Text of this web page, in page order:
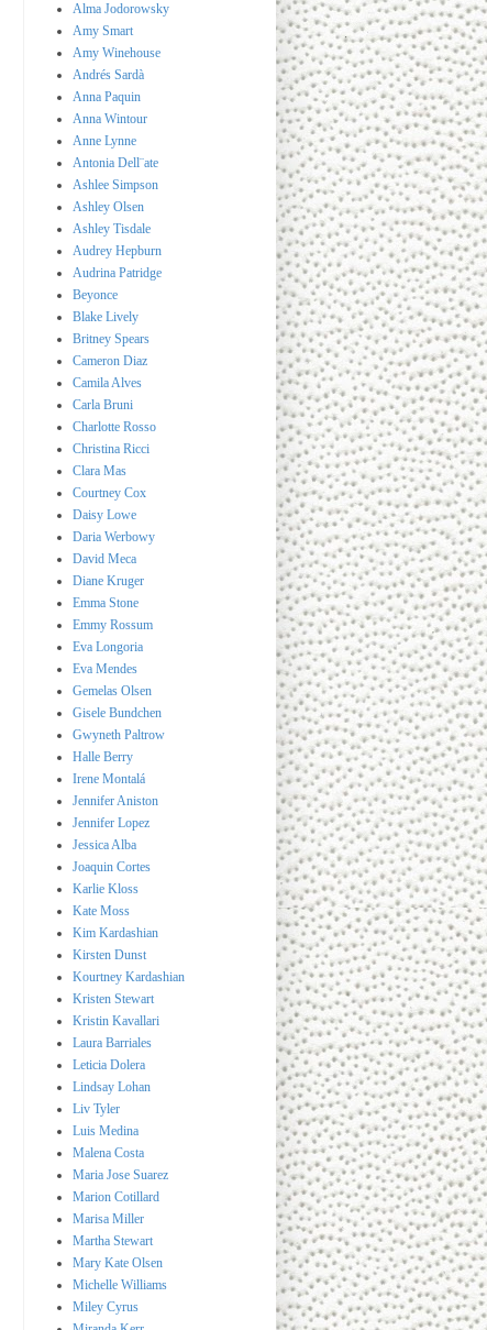
Alma Jodorowsky
Amy Smart
Amy Winehouse
Andrés Sardà
Anna Paquin
Anna Wintour
Anne Lynne
Antonia Dell¨ate
Ashlee Simpson
Ashley Olsen
Ashley Tisdale
Audrey Hepburn
Audrina Patridge
Beyonce
Blake Lively
Britney Spears
Cameron Diaz
Camila Alves
Carla Bruni
Charlotte Rosso
Christina Ricci
Clara Mas
Courtney Cox
Daisy Lowe
Daria Werbowy
David Meca
Diane Kruger
Emma Stone
Emmy Rossum
Eva Longoria
Eva Mendes
Gemelas Olsen
Gisele Bundchen
Gwyneth Paltrow
Halle Berry
Irene Montalá
Jennifer Aniston
Jennifer Lopez
Jessica Alba
Joaquin Cortes
Karlie Kloss
Kate Moss
Kim Kardashian
Kirsten Dunst
Kourtney Kardashian
Kristen Stewart
Kristin Kavallari
Laura Barriales
Leticia Dolera
Lindsay Lohan
Liv Tyler
Luis Medina
Malena Costa
Maria Jose Suarez
Marion Cotillard
Marisa Miller
Martha Stewart
Mary Kate Olsen
Michelle Williams
Miley Cyrus